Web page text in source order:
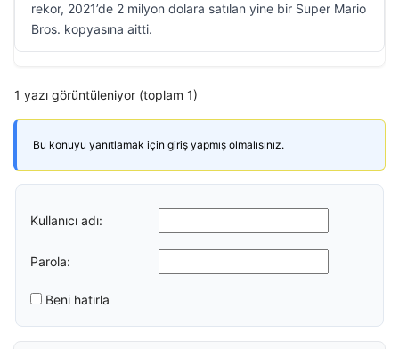
rekor, 2021’de 2 milyon dolara satılan yine bir Super Mario
Bros. kopyasına aitti.
1 yazı görüntüleniyor (toplam 1)
Bu konuyu yanıtlamak için giriş yapmış olmalısınız.
Kullanıcı adı:
Parola:
Beni hatırla